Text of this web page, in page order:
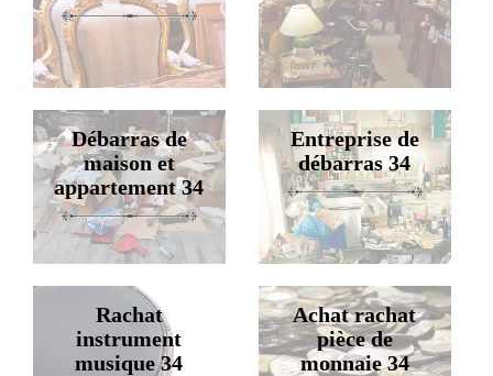
Débarras de
maison et
appartement 34
Entreprise de
débarras 34
Rachat
instrument
musique 34
Achat rachat
pièce de
monnaie 34